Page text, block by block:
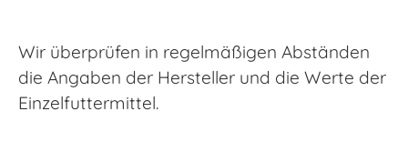
Wir überprüfen in regelmäßigen Abständen
die Angaben der Hersteller und die Werte der
Einzelfuttermittel.